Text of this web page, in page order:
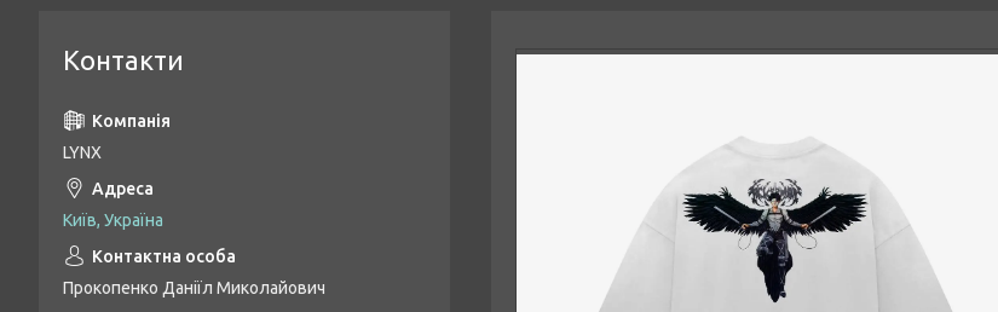
Контакти
LYNX
Київ, Україна
Прокопенко Даніїл Миколайович